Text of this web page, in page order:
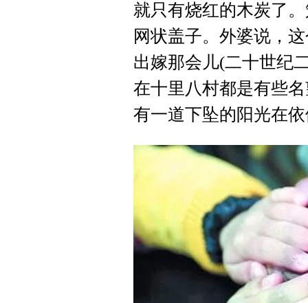
就只有烧红的木炭了
网状盖子。外婆说，
出嫁那会儿(二十世纪
在十里八村都是有些
有一道下坠的阳光在